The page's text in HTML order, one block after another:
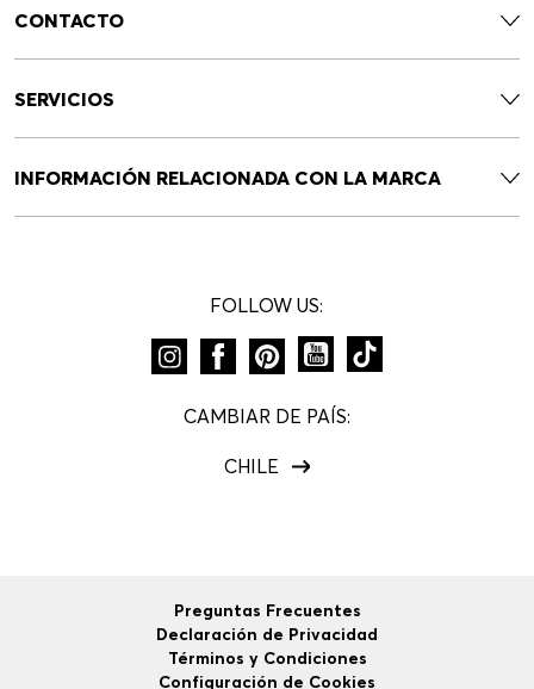
CONTACTO
SERVICIOS
INFORMACIÓN RELACIONADA CON LA MARCA
FOLLOW US:
CAMBIAR DE PAÍS:
CHILE
Preguntas Frecuentes
Declaración de Privacidad
Términos y Condiciones
Configuración de Cookies